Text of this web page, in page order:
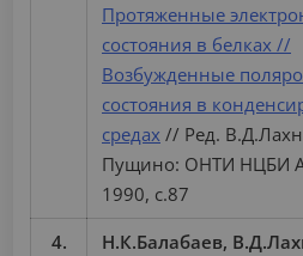
Протяженные
состояния в белках //
Возбужденные
состояния в
средах // Ред.
Пущино: ОНТИ НЦБИ
1990, с.87
4.
Н.К.Балабаев,